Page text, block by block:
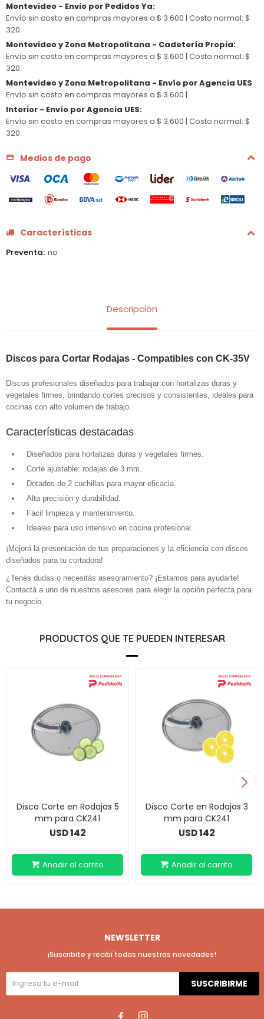
Montevideo - Envio por Pedidos Ya:
Envío sin costo en compras mayores a $ 3.600 | Costo normal: $
320.
Montevideo y Zona Metropolitana - Cadetería Propia:
Envío sin costo en compras mayores a $ 3.600 | Costo normal: $
320.
Montevideo y Zona Metropolitana - Envío por Agencia UES
Envío sin costo en compras mayores a $ 3.600 |
Interior - Envío por Agencia UES:
Envío sin costo en compras mayores a $ 3.600 | Costo normal: $
320.
Medios de pago
Características
Preventa no
Descripción
Discos para Cortar Rodajas - Compatibles con CK-35V
Discos profesionales diseñados para trabajar con hortalizas duras y
vegetales firmes, brindando cortes precisos y consistentes, ideales para
cocinas con alto volumen de trabajo.
Características destacadas
Diseñados para hortalizas duras y vegetales firmes.
Corte ajustable: rodajas de 3 mm.
Dotados de 2 cuchillas para mayor eficacia.
Alta precisión y durabilidad.
Fácil limpieza y mantenimiento.
Ideales para uso intensivo en cocina profesional.
¡Mejorá la presentación de tus preparaciones y la eficiencia con discos
diseñados para tu cortadora!
¿Tenés dudas o necesitás asesoramiento? ¡Estamos para ayudarte!
Contactá a uno de nuestros asesores para elegir la opción perfecta para
tu negocio.
PRODUCTOS QUE TE PUEDEN INTERESAR
Disco Corte en Rodajas 5
mm para CK241
USD142
Disco Corte en Rodajas 3
mm para CK241
USD142
NEWSLETTER
¡Suscribite y recibí todas nuestras novedades!
SUSCRIBIRME
 